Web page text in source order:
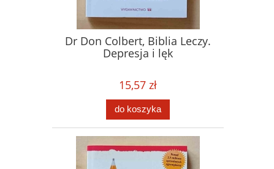
Dr Don Colbert, Biblia Leczy.
Depresja i lęk
15,57 zł
do koszyka